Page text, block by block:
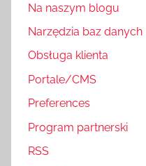
Na naszym blogu
Narzędzia baz danych
Obsługa klienta
Portale/CMS
Preferences
Program partnerski
RSS